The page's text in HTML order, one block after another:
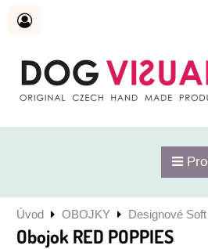
Úvod OBOJKY Designové
Obojok RED POPPIES